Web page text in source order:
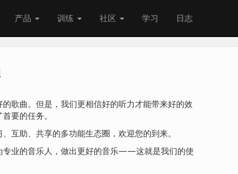
产品 训练 社区 学习 日志
歌曲。但是，我们更相信好的听力才能带来好的效
要的任务。
互助、共享的多功能生态圈，欢迎您的到来。
专业的音乐人，做出更好的音乐——这就是我们的使